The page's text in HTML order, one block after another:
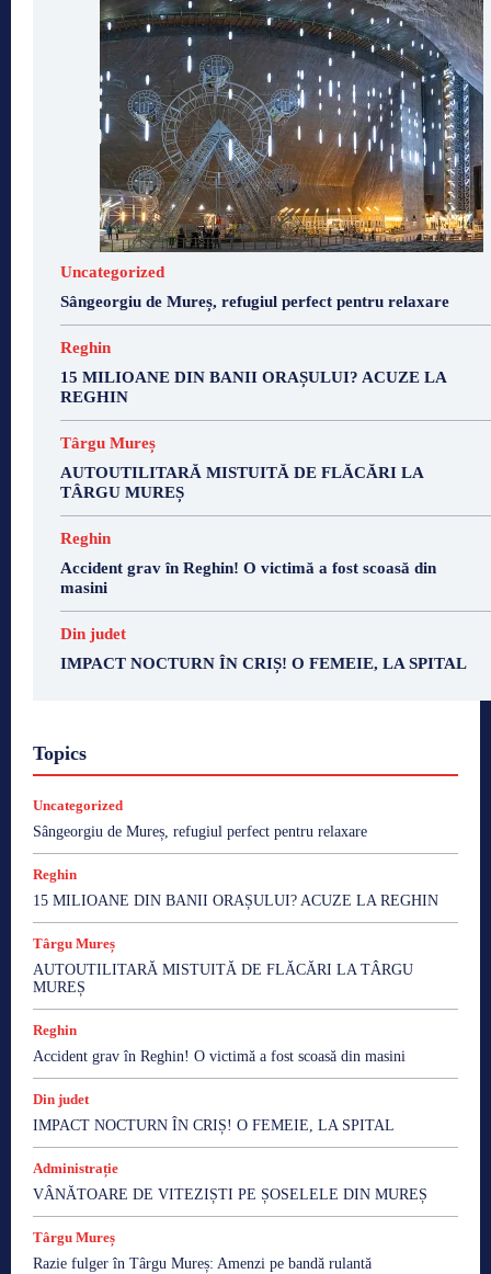
Uncategorized
Sângeorgiu de Mureș, refugiul perfect pentru relaxare
Reghin
15 MILIOANE DIN BANII ORAȘULUI? ACUZE LA
REGHIN
Târgu Mureș
AUTOUTILITARĂ MISTUITĂ DE FLĂCĂRI LA
TÂRGU MUREȘ
Reghin
Accident grav în Reghin! O victimă a fost scoasă din
masini
Din judet
IMPACT NOCTURN ÎN CRIȘ! O FEMEIE, LA SPITAL
Topics
Uncategorized
Sângeorgiu de Mureș, refugiul perfect pentru relaxare
Reghin
15 MILIOANE DIN BANII ORAȘULUI? ACUZE LA REGHIN
Târgu Mureș
AUTOUTILITARĂ MISTUITĂ DE FLĂCĂRI LA TÂRGU
MUREȘ
Reghin
Accident grav în Reghin! O victimă a fost scoasă din masini
Din judet
IMPACT NOCTURN ÎN CRIȘ! O FEMEIE, LA SPITAL
Administrație
VÂNĂTOARE DE VITEZIȘTI PE ȘOSELELE DIN MUREȘ
Târgu Mureș
Razie fulger în Târgu Mureș: Amenzi pe bandă rulantă